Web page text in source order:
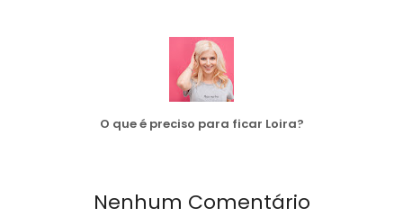
O que é preciso para ficar Loira?
Nenhum Comentário